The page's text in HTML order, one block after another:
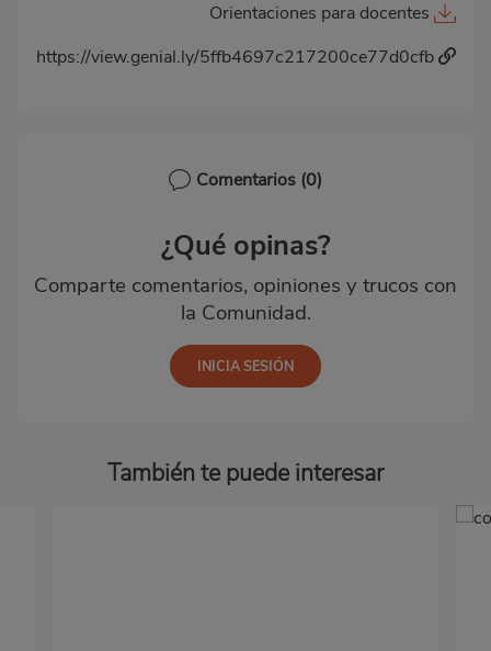
Orientaciones para docentes
https://view.genial.ly/5ffb4697c217200ce77d0cfb
Comentarios (0)
¿Qué opinas?
Comparte comentarios, opiniones y trucos con
la Comunidad.
También te puede interesar